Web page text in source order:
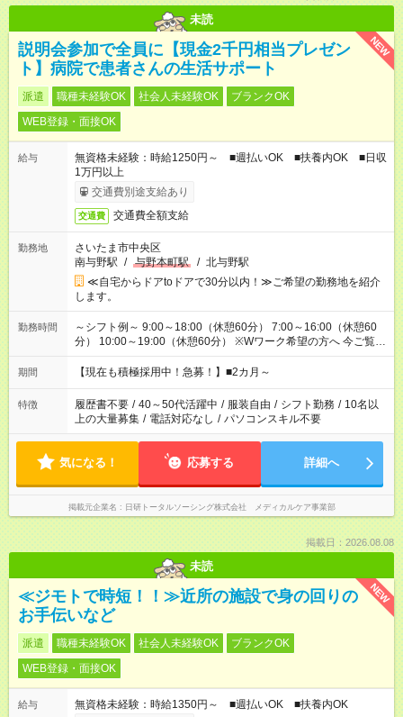
未読
NEW
説明会参加で全員に【現金2千円相当プレゼン
ト】病院で患者さんの生活サポート
派遣 職種未経験OK 社会人未経験OK
ブランクOK
WEB登録・面接OK
給与
無資格未経験：時給1250円～ ■週払いOK ■扶養内OK ■日収
1万円以上
交通費別途支給あり
交通費 交通費全額支給
勤務地
さいたま市中央区
南与野駅 / 与野本町駅 / 北与野駅
≪自宅からドアtoドアで30分以内！≫ご希望の勤務地を紹介
します。
勤務時間
～シフト例～ 9:00～18:00（休憩60分） 7:00～16:00（休憩60
分） 10:00～19:00（休憩60分） ※Wワーク希望の方へ 今ご覧の
お仕事で希望する勤務時間と、もう1つのお仕事の勤務時間の合
計が 週40時間を超えなければOKです。
期間 【現在も積極採用中！急募！】■2カ月～
特徴 履歴書不要 / 40～50代活躍中 / 服装自由 / シフト勤務 / 10名以
上の大量募集 / 電話対応なし / パソコンスキル不要
気になる！ 応募する 詳細へ
掲載元企業名 日研トータルソーシング株式会社 メディカルケア事業部
掲載日：2026.08.08
未読
NEW
≪ジモトで時短！！≫近所の施設で身の回りの
お手伝いなど
派遣 職種未経験OK 社会人未経験OK
ブランクOK
WEB登録・面接OK
給与
無資格未経験：時給1350円～ ■週払いOK ■扶養内OK